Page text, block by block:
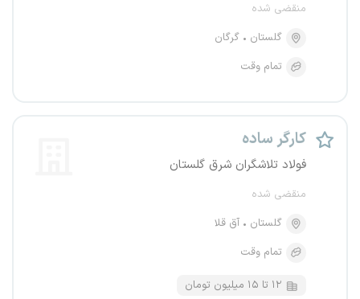
منقضی شده
گلستان
گرگان
تمام وقت
کارگر ساده
فولاد تلاشگران شرق گلستان
منقضی شده
گلستان
آق قلا
تمام وقت
۱۲ تا ۱۵ میلیون تومان